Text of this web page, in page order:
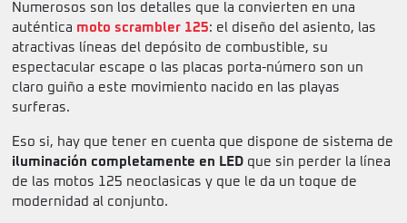
Numerosos son los detalles que la convierten en una
auténtica moto scrambler 125: el diseño del asiento, las
atractivas líneas del depósito de combustible, su
espectacular escape o las placas porta-número son un
claro guiño a este movimiento nacido en las playas
surferas.
Eso si, hay que tener en cuenta que dispone de sistema de
iluminación completamente en LED que sin perder la línea
de las motos 125 neoclasicas y que le da un toque de
modernidad al conjunto.